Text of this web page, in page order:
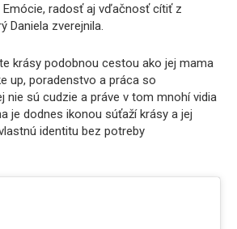
radosť aj vďačnosť cítiť z
Daniela zverejnila.
krásy podobnou cestou ako jej mama
up, poradenstvo a práca so
nie sú cudzie a práve v tom mnohí vidia
je dodnes ikonou súťaží krásy a jej
identitu bez potreby